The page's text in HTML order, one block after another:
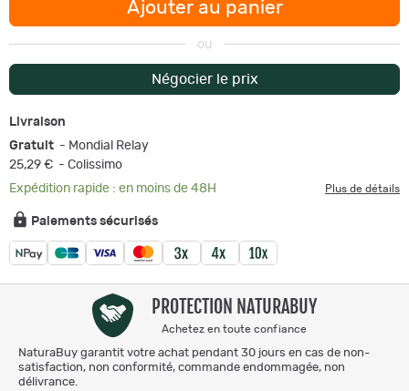
Ajouter au panier
ou
Négocier le prix
Livraison
Gratuit - Mondial Relay
25,29 € - Colissimo
Expédition rapide : en moins de 48H
Plus de détails
Paiements sécurisés
PROTECTION NATURABUY
Achetez en toute confiance
NaturaBuy garantit votre achat pendant 30 jours en cas de non-
satisfaction, non conformité, commande endommagée, non
délivrance.